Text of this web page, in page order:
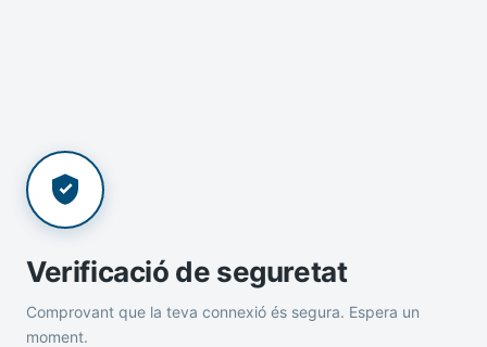
Verificació de seguretat
Comprovant que la teva connexió és segura. Espera un
moment.